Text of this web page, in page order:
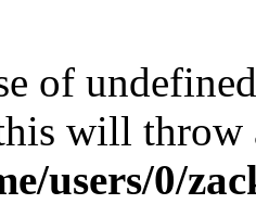
of
will
users/0/